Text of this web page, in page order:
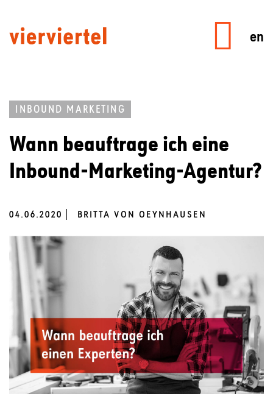
en
INBOUND MARKETING
Wann beauftrage ich eine
Inbound-Marketing-Agentur?
04.06.2020 BRITTA VON OEYNHAUSEN